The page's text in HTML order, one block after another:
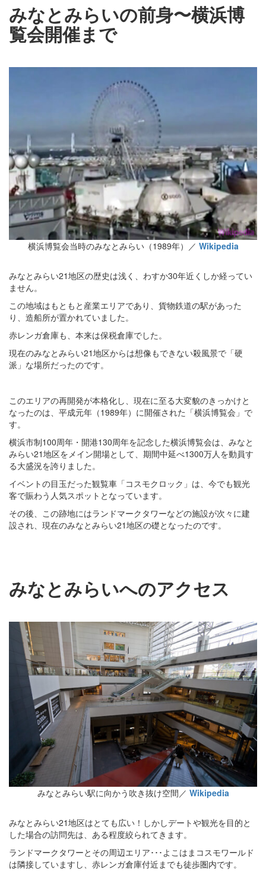
みなとみらいの前身〜横浜博
覧会開催まで
横浜博覧会当時のみなとみらい（1989年）／ Wikipedia
みなとみらい21地区の歴史は浅く、わすか30年近くしか経ってい
ません。
この地域はもともと産業エリアであり、貨物鉄道の駅があった
り、造船所が置かれていました。
赤レンガ倉庫も、本来は保税倉庫でした。
現在のみなとみらい21地区からは想像もできない殺風景で「硬
派」な場所だったのです。
このエリアの再開発が本格化し、現在に至る大変貌のきっかけと
なったのは、平成元年（1989年）に開催された「横浜博覧会」で
す。
横浜市制100周年・開港130周年を記念した横浜博覧会は、みなと
みらい21地区をメイン開場として、期間中延べ1300万人を動員す
る大盛況を誇りました。
イベントの目玉だった観覧車「コスモクロック」は、今でも観光
客で賑わう人気スポットとなっています。
その後、この跡地にはランドマークタワーなどの施設が次々に建
設され、現在のみなとみらい21地区の礎となったのです。
みなとみらいへのアクセス
みなとみらい駅に向かう吹き抜け空間／ Wikipedia
みなとみらい21地区はとても広い！しかしデートや観光を目的と
した場合の訪問先は、ある程度絞られてきます。
ランドマークタワーとその周辺エリア･･･よこはまコスモワールド
は隣接していますし、赤レンガ倉庫付近までも徒歩圏内です。